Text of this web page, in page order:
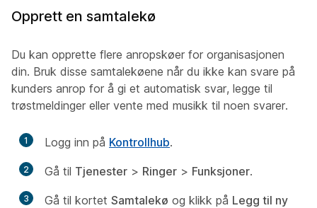
Opprett en samtalekø
Du kan opprette flere anropskøer for organisasjonen
din. Bruk disse samtalekøene når du ikke kan svare på
kunders anrop for å gi et automatisk svar, legge til
trøstmeldinger eller vente med musikk til noen svarer.
1 Logg inn på Kontrollhub.
2 Gå til Tjenester > Ringer > Funksjoner.
3 Gå til kortet Samtalekø og klikk på Legg til ny